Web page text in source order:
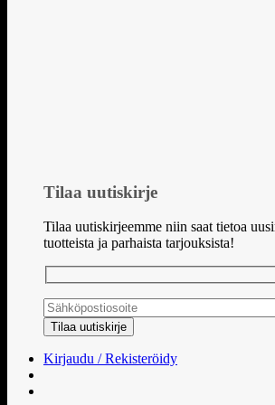
Tilaa uutiskirje
Tilaa uutiskirjeemme niin saat tietoa
tuotteista ja parhaista tarjouksista!
Kirjaudu / Rekisteröidy